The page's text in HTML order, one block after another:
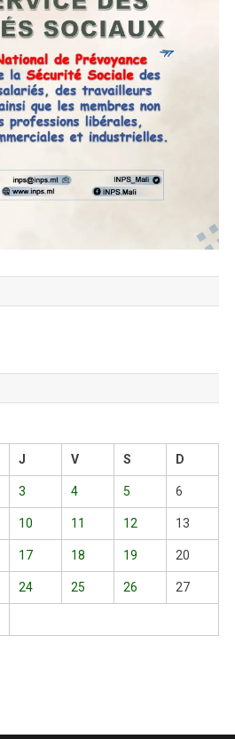
J V S D
3 4 5 6
10 11 12 13
17 18 19 20
24 25 26 27